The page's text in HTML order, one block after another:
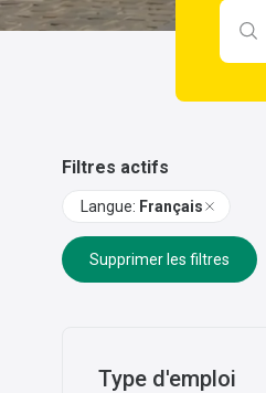
Filtres actifs
Langue: Français
Supprimer les filtres
Type d'emploi